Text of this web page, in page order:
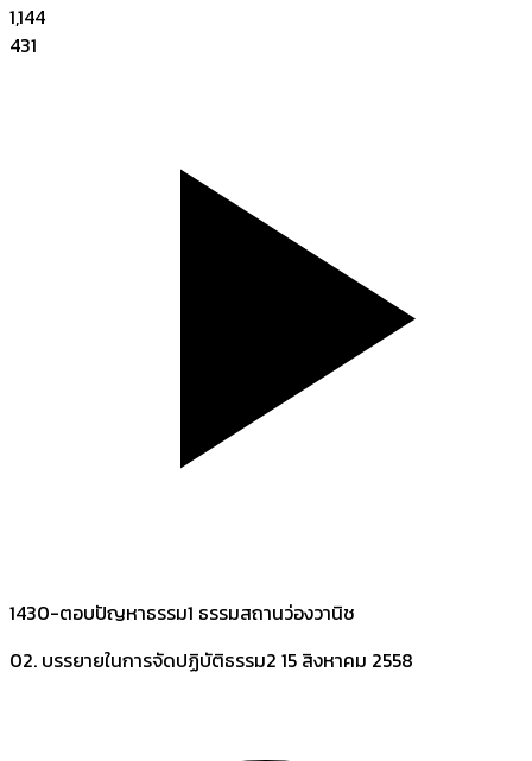
1,144
431
1430-ตอบปัญหาธรรม1 ธรรมสถานว่องวานิช
02. บรรยายในการจัดปฏิบัติธรรม2 15 สิงหาคม 2558